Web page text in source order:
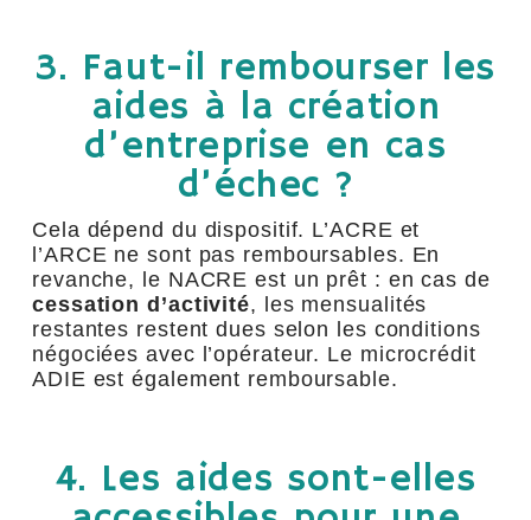
3. Faut-il rembourser les
aides à la création
d’entreprise en cas
d’échec ?
Cela dépend du dispositif. L’ACRE et
l’ARCE ne sont pas remboursables. En
revanche, le NACRE est un prêt : en cas de
cessation d’activité, les mensualités
restantes restent dues selon les conditions
négociées avec l’opérateur. Le microcrédit
ADIE est également remboursable.
4. Les aides sont-elles